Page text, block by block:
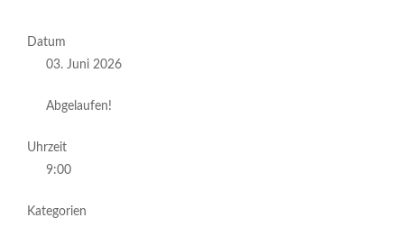
Datum
03. Juni 2026
Abgelaufen!
Uhrzeit
9:00
Kategorien